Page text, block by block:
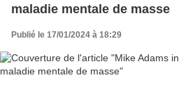
maladie mentale de masse
Publié le 17/01/2024 à 18:29